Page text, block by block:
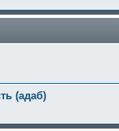
(адаб)